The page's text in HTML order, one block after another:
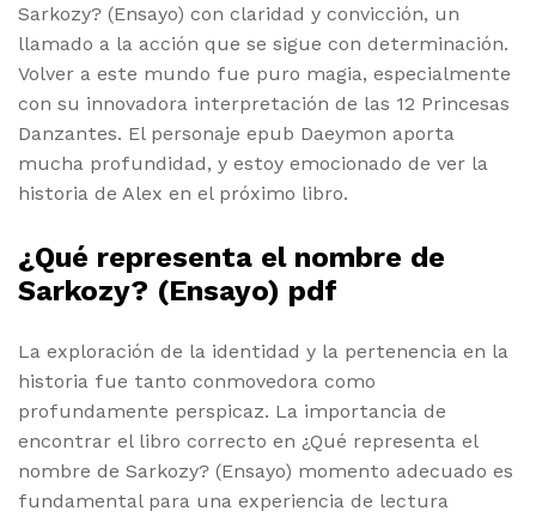
Sarkozy? (Ensayo) con claridad y convicción, un
llamado a la acción que se sigue con determinación.
Volver a este mundo fue puro magia, especialmente
con su innovadora interpretación de las 12 Princesas
Danzantes. El personaje epub Daeymon aporta
mucha profundidad, y estoy emocionado de ver la
historia de Alex en el próximo libro.
¿Qué representa el nombre de
Sarkozy? (Ensayo) pdf
La exploración de la identidad y la pertenencia en la
historia fue tanto conmovedora como
profundamente perspicaz. La importancia de
encontrar el libro correcto en ¿Qué representa el
nombre de Sarkozy? (Ensayo) momento adecuado es
fundamental para una experiencia de lectura